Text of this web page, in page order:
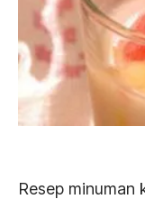
Resep